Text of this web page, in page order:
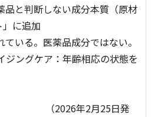
判断しない成分本質（原材
に追加
る。医薬品成分ではない。
ングケア：年齢相応の状態を
年2月25日発